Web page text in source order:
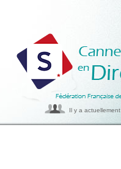
Il y a actuellement